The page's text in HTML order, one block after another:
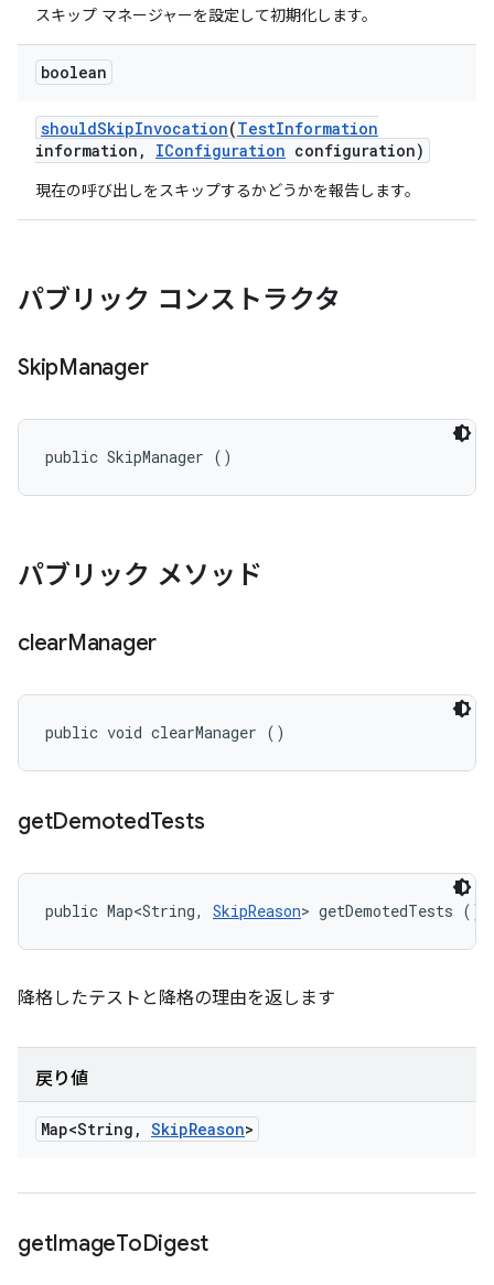
スキップ マネージャーを設定して初期化します。
boolean
shouldSkipInvocation(TestInformation
information , IConfiguration configuration)
現在の呼び出しをスキップするかどうかを報告します。
パブリック コンストラクタ
SkipManager
public SkipManager ()
パブリック メソッド
clearManager
public void clearManager ()
getDemotedTests
public Map<String, SkipReason> getDemotedTests ()
降格したテストと降格の理由を返します
戻り値
Map<String , SkipReason>
getImageToDigest